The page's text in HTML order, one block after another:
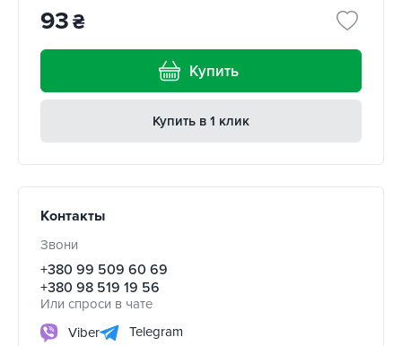
93₴
Купить
Купить в 1 клик
Контакты
Звони
+380 99 509 60 69
+380 98 519 19 56
Или спроси в чате
Viber
Telegram